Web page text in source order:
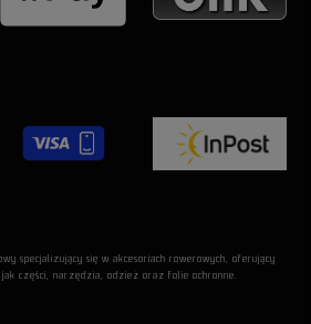
specjalizujący się w akcesoriach rowerowych, oferujący
części, narzędzia, odzież oraz folie ochronne.